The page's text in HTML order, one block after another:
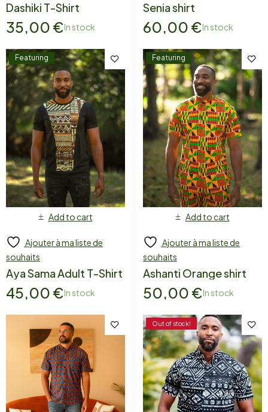
Dashiki T-Shirt
35,00 €In stock
Senia shirt
60,00 €In stock
Featuring
Add to cart
Ajouter à ma liste de
souhaits
Aya Sama Adult T-Shirt
45,00 €In stock
Featuring
Add to cart
Ajouter à ma liste de
souhaits
Ashanti Orange shirt
50,00 €In stock
Out of stock!